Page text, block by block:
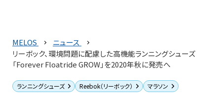
MELOS
ニュース
リーボック、環境問題に配慮した高機能ランニングシューズ
「Forever Floatride GROW」を2020年秋に発売へ
ランニングシューズ Reebok（リーボック） マラソン